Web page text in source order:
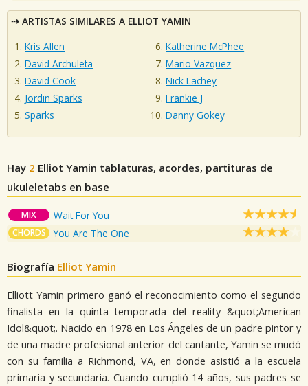
ARTISTAS SIMILARES A ELLIOT YAMIN
Kris Allen
David Archuleta
David Cook
Jordin Sparks
Sparks
Katherine McPhee
Mario Vazquez
Nick Lachey
Frankie J
Danny Gokey
Hay 2 Elliot Yamin tablaturas, acordes, partituras de
ukuleletabs en base
MIX Wait For You
CHORDS You Are The One
Biografía Elliot Yamin
Elliott Yamin primero ganó el reconocimiento como el segundo
finalista en la quinta temporada del reality &quot;American
Idol&quot;. Nacido en 1978 en Los Ángeles de un padre pintor y
de una madre profesional anterior del cantante, Yamin se mudó
con su familia a Richmond, VA, en donde asistió a la escuela
primaria y secundaria. Cuando cumplió 14 años, sus padres se